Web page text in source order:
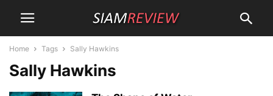
Home Tags Sally Hawkins
Sally Hawkins